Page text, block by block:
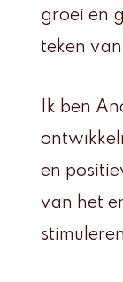
groei en
teken
Ik ben
en
van het